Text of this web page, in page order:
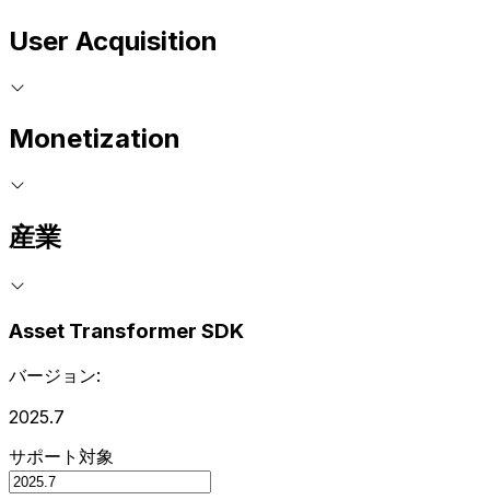
User Acquisition
Monetization
産業
Asset Transformer SDK
バージョン:
2025.7
サポート対象